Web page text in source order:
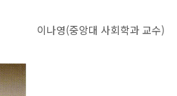
이나영(중앙대 사회학과 교수)